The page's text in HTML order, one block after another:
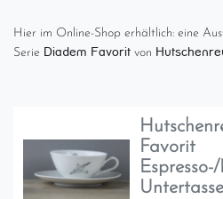
Hier im Online-Shop erhältlich: eine
Serie Diadem Favorit von
Favorit